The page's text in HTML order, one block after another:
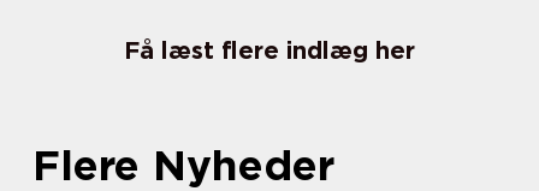
Få læst flere indlæg her
Flere Nyheder